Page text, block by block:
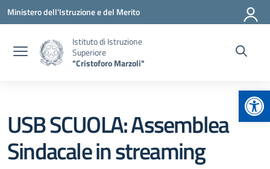
Vai ai contenuti
Vai al menu di navigazione
Vai al footer
Ministero dell'Istruzione e del Merito
Istituto di Istruzione
Superiore
"Cristoforo Marzoli"
USB SCUOLA: Assemblea
Sindacale in streaming